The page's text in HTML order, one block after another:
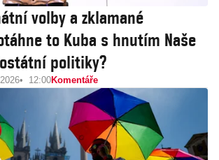
volby a zklamané
to Kuba s hnutím Naše
politiky?
12:00Komentáře